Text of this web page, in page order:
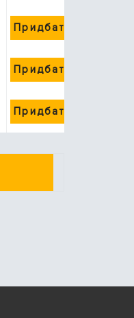
Придбати
Придбати
Придбати